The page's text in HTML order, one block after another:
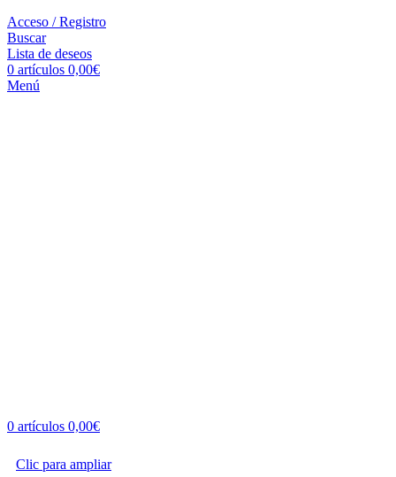
Acceso / Registro
Buscar
Lista de deseos
0 artículos 0,00€
Menú
0 artículos 0,00€
Clic para ampliar